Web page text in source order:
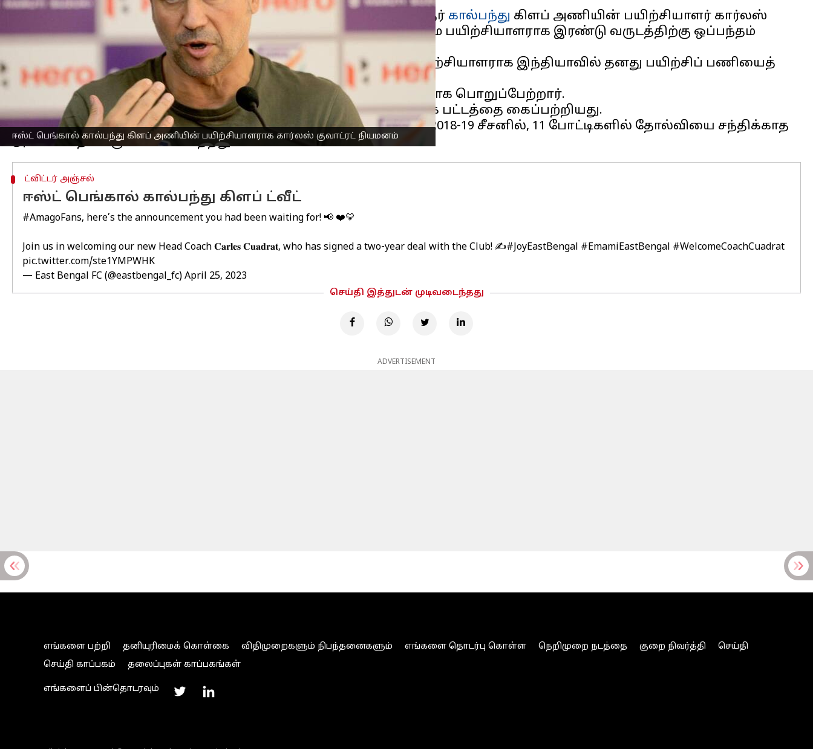
ஈஸ்ட் பெங்கால் கால்பந்து கிளப் அணியின் பயிற்சியாளராக கார்லஸ் குவாட்ரட் நியமனம்
முன்னாள் இந்தியன் சூப்பர் லீக் (ஐஎஸ்எல்) வெற்றியாளர் பெங்களூர் கால்பந்து கிளப் அணியின் பயிற்சியாளர் கார்லஸ்
குவாட்ரட்டை ஈஸ்ட் பெங்கால் கால்பந்து கிளப் தனது புதிய தலைமை பயிற்சியாளராக இரண்டு வருடத்திற்கு ஒப்பந்தம்
செய்துள்ளது.
54 வயதான குவாட்ரட், 2016 இல்பெங்களூர்அணியின் உதவிப் பயிற்சியாளராக இந்தியாவில் தனது பயிற்சிப் பணியைத்
தொடங்கினார்.
2018 இல், பெங்களூர் கால்பந்து அணியின் தலைமை பயிற்சியாளராக பொறுப்பேற்றார்.
அதன் பிறகு 2018-19 சீசனில் அவரது தலைமையில் முதல் சூப்பர் லீக் பட்டத்தை கைப்பற்றியது.
குவாட்ரட்டின் கீழ், பெங்களூர் கிளப் பல சாதனைகளை படைத்தது. 2018-19 சீசனில், 11 போட்டிகளில் தோல்வியை சந்திக்காத
ட்விட்டர் அஞ்சல்
ஈஸ்ட் பெங்கால் கால்பந்து கிளப் ட்வீட்
#AmagoFans, here’s the announcement you had been waiting for! 📢 ❤️💛
Join us in welcoming our new Head Coach 𝐂𝐚𝐫𝐥𝐞𝐬 𝐂𝐮𝐚𝐝𝐫𝐚𝐭, who has signed a two-year deal with the Club! ✍️#JoyEastBengal #EmamiEastBengal #WelcomeCoachCuadrat
pic.twitter.com/ste1YMPWHK
— East Bengal FC (@eastbengal_fc) April 25, 2023
செய்தி இத்துடன் முடிவடைந்தது
ADVERTISEMENT
எங்களை பற்றி தனியுரிமைக் கொள்கை விதிமுறைகளும் நிபந்தனைகளும் எங்களை தொடர்பு கொள்ள நெறிமுறை நடத்தை குறை நிவர்த்தி
செய்தி
செய்தி காப்பகம்
தலைப்புகள் காப்பகங்கள்
எங்களைப் பின்தொடரவும்